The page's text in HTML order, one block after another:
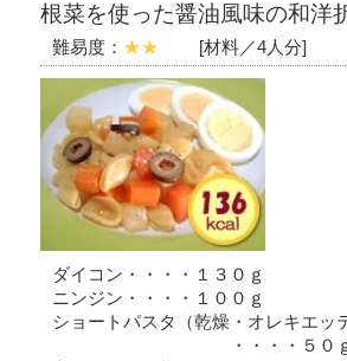
根菜を使った醤油風味の和洋
難易度： ★★ [材料／4人分]
ダイコン・・・・１３０ｇ
ニンジン・・・・１００ｇ
ショートパスタ（乾燥・オレキエッ
・・・・５０